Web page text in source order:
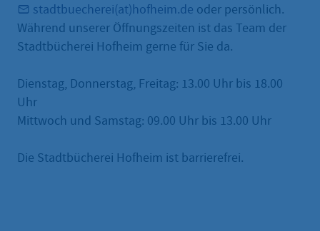
stadtbuecherei(at)hofheim.de oder persönlich.
Während unserer Öffnungszeiten ist das Team der
Stadtbücherei Hofheim gerne für Sie da.
Dienstag, Donnerstag, Freitag: 13.00 Uhr bis 18.00
Uhr
Mittwoch und Samstag: 09.00 Uhr bis 13.00 Uhr
Die Stadtbücherei Hofheim ist barrierefrei.